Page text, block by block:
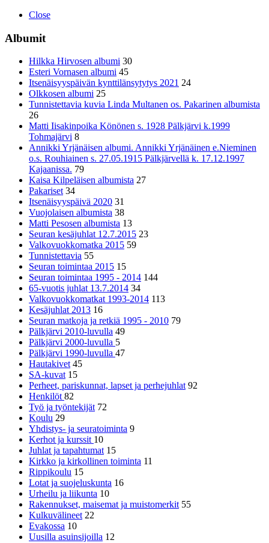
Close
Albumit
Hilkka Hirvosen albumi 30
Esteri Vornasen albumi 45
Itsenäisyyspäivän kynttilänsytytys 2021 24
Olkkosen albumi 25
Tunnistettavia kuvia Linda Multanen os. Pakarinen albumista
26
Matti Iisakinpoika Könönen s. 1928 Pälkjärvi k.1999
Tohmajärvi 8
Annikki Yrjänäisen albumi. Annikki Yrjänäinen e.Nieminen
o.s. Rouhiainen s. 27.05.1915 Pälkjärvellä k. 17.12.1997
Kajaanissa. 79
Kaisa Kilpeläisen albumista 27
Pakariset 34
Itsenäisyyspäivä 2020 31
Vuojolaisen albumista 38
Matti Pesosen albumista 13
Seuran kesäjuhlat 12.7.2015 23
Valkovuokkomatka 2015 59
Tunnistettavia 55
Seuran toimintaa 2015 15
Seuran toimintaa 1995 - 2014 144
65-vuotis juhlat 13.7.2014 34
Valkovuokkomatkat 1993-2014 113
Kesäjuhlat 2013 16
Seuran matkoja ja retkiä 1995 - 2010 79
Pälkjärvi 2010-luvulla 49
Pälkjärvi 2000-luvulla 5
Pälkjärvi 1990-luvulla 47
Hautakivet 45
SA-kuvat 15
Perheet, pariskunnat, lapset ja perhejuhlat 92
Henkilöt82
Työ ja työntekijät 72
Koulu 29
Yhdistys- ja seuratoiminta 9
Kerhot ja kurssit 10
Juhlat ja tapahtumat 15
Kirkko ja kirkollinen toiminta 11
Rippikoulu 15
Lotat ja suojeluskunta 16
Urheilu ja liikunta 10
Rakennukset, maisemat ja muistomerkit 55
Kulkuvälineet 22
Evakossa 10
Uusilla asuinsijoilla 12